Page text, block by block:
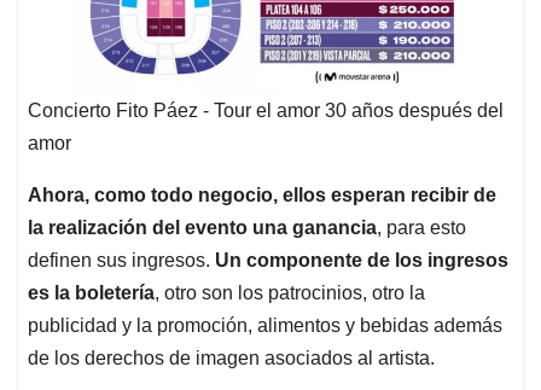
Concierto Fito Páez - Tour el amor 30 años después del
amor
Ahora, como todo negocio, ellos esperan recibir de
la realización del evento una ganancia, para esto
definen sus ingresos. Un componente de los ingresos
es la boletería, otro son los patrocinios, otro la
publicidad y la promoción, alimentos y bebidas además
de los derechos de imagen asociados al artista.